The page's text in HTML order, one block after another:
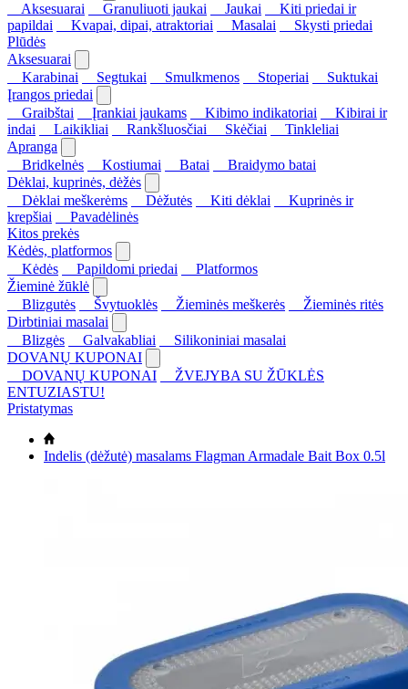
Aksesuarai
Granuliuoti jaukai Jaukai
Kiti priedai ir
papildai
Kvapai, dipai, atraktoriai Masalai
Skysti priedai
Plūdės
Aksesuarai
Karabinai
Segtukai Smulkmenos Stoperiai
Suktukai
Įrangos priedai
Graibštai
Įrankiai jaukams Kibimo indikatoriai
Kibirai ir
indai
Laikikliai Rankšluosčiai Skėčiai
Tinkleliai
Apranga
Bridkelnės
Kostiumai Batai
Braidymo batai
Dėklai, kuprinės, dėžės
Dėklai meškerėms
Dėžutės Kiti dėklai
Kuprinės ir
krepšiai
Pavadėlinės
Kitos prekės
Kėdės, platformos
Kėdės
Papildomi priedai
Platformos
Žieminė žūklė
Blizgutės
Švytuoklės Žieminės meškerės
Žieminės ritės
Dirbtiniai masalai
Blizgės
Galvakabliai
Silikoniniai masalai
DOVANŲ KUPONAI
DOVANŲ KUPONAI
ŽVEJYBA SU ŽŪKLĖS
ENTUZIASTU!
Pristatymas
Indelis (dėžutė) masalams Flagman Armadale Bait Box 0.5l